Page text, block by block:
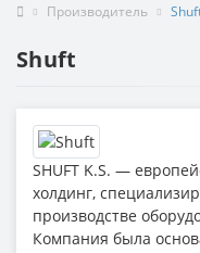
Производитель
Shuft
SHUFT K.S. —
холдинг,
производстве
Компания была